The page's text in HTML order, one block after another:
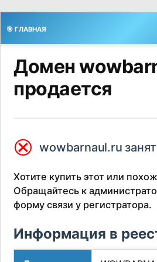
🎯 ГЛАВНАЯ
Домен
продается
⮿ wowbarnaul.ru занят
Хотите купить этот или
Обращайтесь к
форму связи у регистратора.
Информация в